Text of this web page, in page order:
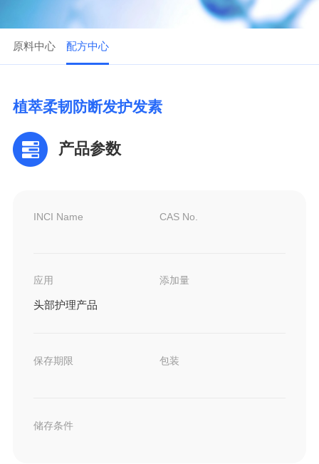
原料中心 配方中心
植萃柔韧防断发护发素
产品参数
INCI Name CAS No.
应用
头部护理产品
添加量
保存期限 包装
储存条件